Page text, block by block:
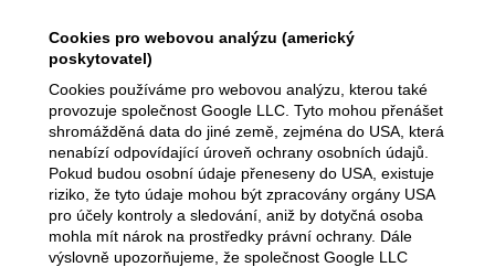
Cookies pro webovou analýzu (americký
poskytovatel)
Cookies používáme pro webovou analýzu, kterou také
provozuje společnost Google LLC. Tyto mohou přenášet
shromážděná data do jiné země, zejména do USA, která
nenabízí odpovídající úroveň ochrany osobních údajů.
Pokud budou osobní údaje přeneseny do USA, existuje
riziko, že tyto údaje mohou být zpracovány orgány USA
pro účely kontroly a sledování, aniž by dotyčná osoba
mohla mít nárok na prostředky právní ochrany. Dále
výslovně upozorňujeme, že společnost Google LLC